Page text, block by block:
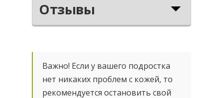
Отзывы
Важно! Если у вашего подростка
нет никаких проблем с кожей, то
рекомендуется остановить свой